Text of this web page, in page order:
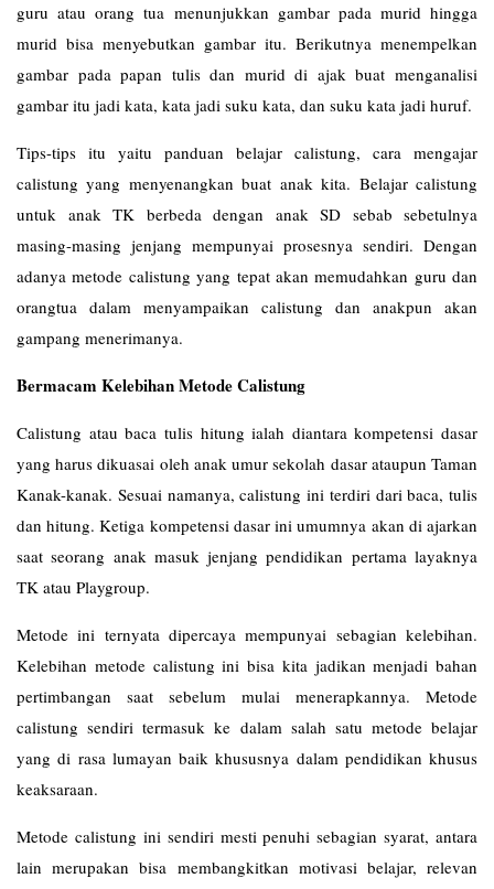
guru atau orang tua menunjukkan gambar pada murid hingga
murid bisa menyebutkan gambar itu. Berikutnya menempelkan
gambar pada papan tulis dan murid di ajak buat menganalisi
gambar itu jadi kata, kata jadi suku kata, dan suku kata jadi huruf.
Tips-tips itu yaitu panduan belajar calistung, cara mengajar
calistung yang menyenangkan buat anak kita. Belajar calistung
untuk anak TK berbeda dengan anak SD sebab sebetulnya
masing-masing jenjang mempunyai prosesnya sendiri. Dengan
adanya metode calistung yang tepat akan memudahkan guru dan
orangtua dalam menyampaikan calistung dan anakpun akan
gampang menerimanya.
Bermacam Kelebihan Metode Calistung
Calistung atau baca tulis hitung ialah diantara kompetensi dasar
yang harus dikuasai oleh anak umur sekolah dasar ataupun Taman
Kanak-kanak. Sesuai namanya, calistung ini terdiri dari baca, tulis
dan hitung. Ketiga kompetensi dasar ini umumnya akan di ajarkan
saat seorang anak masuk jenjang pendidikan pertama layaknya
TK atau Playgroup.
Metode ini ternyata dipercaya mempunyai sebagian kelebihan.
Kelebihan metode calistung ini bisa kita jadikan menjadi bahan
pertimbangan saat sebelum mulai menerapkannya. Metode
calistung sendiri termasuk ke dalam salah satu metode belajar
yang di rasa lumayan baik khususnya dalam pendidikan khusus
keaksaraan.
Metode calistung ini sendiri mesti penuhi sebagian syarat, antara
lain merupakan bisa membangkitkan motivasi belajar, relevan